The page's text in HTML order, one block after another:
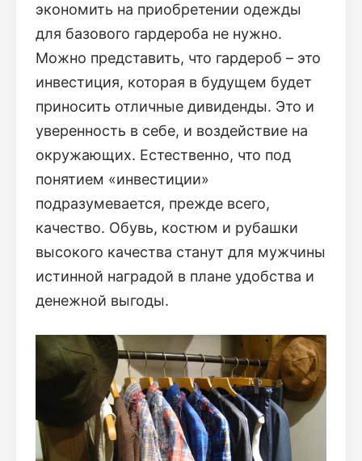
экономить на приобретении одежды
для базового гардероба не нужно.
Можно представить, что гардероб – это
инвестиция, которая в будущем будет
приносить отличные дивиденды. Это и
уверенность в себе, и воздействие на
окружающих. Естественно, что под
понятием «инвестиции»
подразумевается, прежде всего,
качество. Обувь, костюм и рубашки
высокого качества станут для мужчины
истинной наградой в плане удобства и
денежной выгоды.